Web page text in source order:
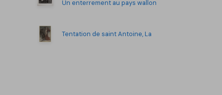
Un enterrement au pays wallon
Tentation de saint Antoine, La